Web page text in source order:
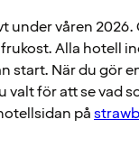
under våren
Alla hotell
start. När du gör
valt för att se vad
på